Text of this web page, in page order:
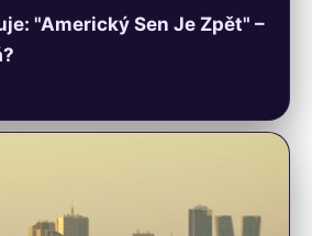
"Americký Sen Je Zpět" –